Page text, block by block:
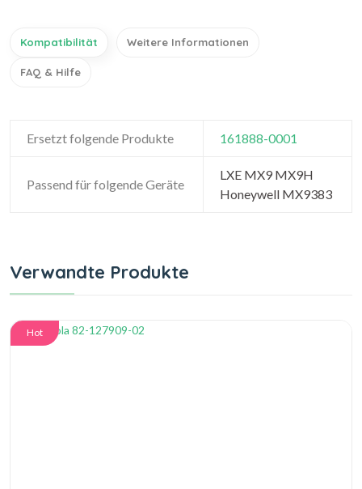
Kompatibilität Weitere Informationen
FAQ & Hilfe
Ersetzt folgende Produkte 161888-0001
Passend für folgende Geräte
LXE MX9 MX9H
Honeywell MX9383
Verwandte Produkte
Hot